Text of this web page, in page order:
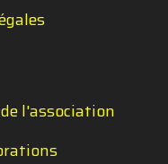
l'association